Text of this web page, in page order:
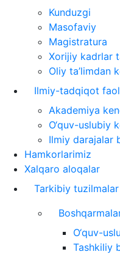
Kunduzgi
Masofaviy
Magistratura
Xorijiy kadrlar
Oliy ta’limdan
Ilmiy-tadqiqot
Akademiya
O‘quv-uslubiy
Ilmiy darajalar
Hamkorlarimiz
Xalqaro aloqalar
Tarkibiy tuzilmalar
O‘quv-
Tashkiliy